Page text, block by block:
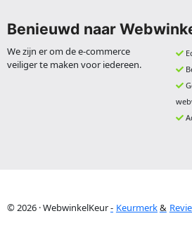
Benieuwd naar
We zijn er om de e-commerce
veiliger te maken voor iedereen.
© 2026 · WebwinkelKeur Keurmerk